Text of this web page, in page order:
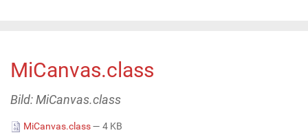
MiCanvas.class
Bild: MiCanvas.class
MiCanvas.class— 4 KB